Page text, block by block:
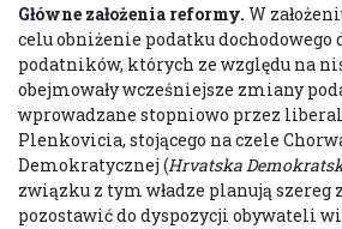
Główne założenia reformy. W
celu obniżenie podatku dochodowego
podatników, których ze względu na
obejmowały wcześniejsze zmiany
wprowadzane stopniowo przez
Plenkovicia, stojącego na czele
Demokratycznej (Hrvatska
związku z tym władze planują
pozostawić do dyspozycji obywateli